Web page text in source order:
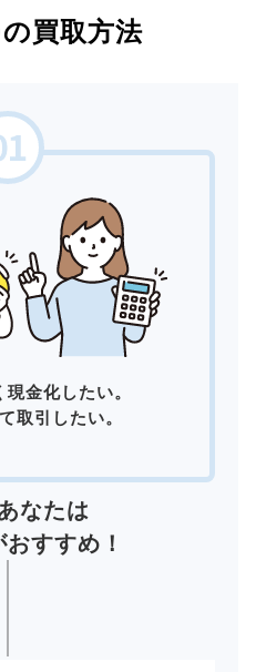
買取方法
金化したい。
取引したい。
なたは
おすすめ！